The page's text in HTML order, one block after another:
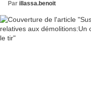
Par illassa.benoit